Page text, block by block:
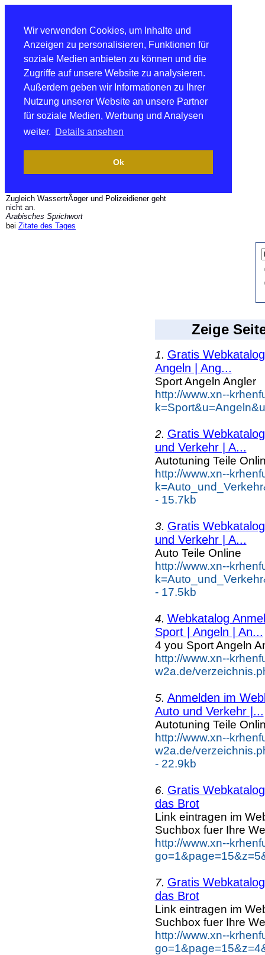
Wir verwenden Cookies, um Inhalte und
Anzeigen zu personalisieren, Funktionen für
soziale Medien anbieten zu können und die
Zugriffe auf unsere Website zu analysieren.
Außerdem geben wir Informationen zu Ihrer
Nutzung unserer Website an unsere Partner
für soziale Medien, Werbung und Analysen
weiter. Details ansehen
Ok
Zugleich WassertrÃ¤ger und Polizeidiener geht
nicht an.
Arabisches Sprichwort
bei Zitate des Tages
Zeige
1. Gratis
Angeln | Ang...
Sport Angeln Angler
http://www.xn--
2. Gratis
und Verkehr | A...
Autotuning Teile
http://www.xn--
- 15.7kb
3. Gratis
und Verkehr | A...
Auto Teile Online
http://www.xn--
- 17.5kb
4. Webkatalog
Sport | Angeln | An...
4 you Sport Angeln
http://www.xn--
w2a.de/
5. Anmelden im
Auto und Verkehr |...
Autotuning Teile
http://www.xn--
w2a.de/
- 22.9kb
6. Gratis
das Brot
Link eintragen im
Suchbox fuer Ihre
http://www.xn--
7. Gratis
das Brot
Link eintragen im
Suchbox fuer Ihre
http://www.xn--